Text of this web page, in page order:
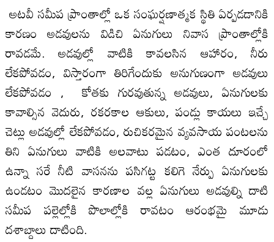
అటవీ సమీప ప్రాంతాల్లో ఒక సంఘర్షణాత్మక స్థితి ఏర్పడడానికి
కారణం అడవులను విడిచి ఏనుగులు నివాస ప్రాంతాల్లోకి
రావడమే. అడవుల్లో వాటికి కావలసిన ఆహారం, నీరు
లేకపోవడం, విస్తారంగా తిరిగేందుకు అనుగుణంగా అడవులు
లేకపోవడం , కోతకు గురవుతున్న అడవులు, ఏనుగులకు
కావాల్సిన వెదురు, రకరకాల ఆకులు, పండ్లు కాయలు ఇచ్చే
చెట్లు అడవుల్లో లేకపోవడం, రుచికరమైన వ్యవసాయ పంటలను
తిని ఏనుగులు వాటికి అలవాటు పడటం, ఎంత దూరంలో
ఉన్నా సరే నీటి వాసనను పసిగట్ట కలిగె నేర్పు ఏనుగులకు
ఉండటం మొదలైన కారణాల వల్ల ఏనుగులు అడవుల్ని దాటి
సమీప పల్లెల్లోకి పొలాల్లోకి రావటం ఆరంభమై మూడు
దశాబ్దాలు దాటింది.